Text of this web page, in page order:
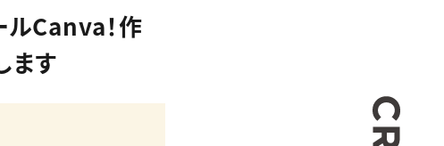
ルCanva！作
ます